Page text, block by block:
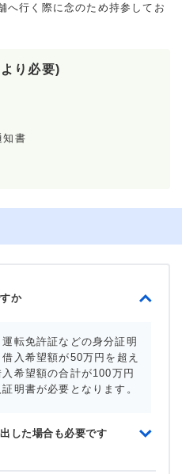
へ行く際に念のため持参してお
り必要)
知書
か
転免許証などの身分証明
入希望額が50万円を超え
希望額の合計が100万円
明書が必要となります。
した場合も必要です